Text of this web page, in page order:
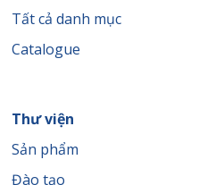
Tất cả danh mục
Catalogue
Thư viện
Sản phẩm
Đào tạo